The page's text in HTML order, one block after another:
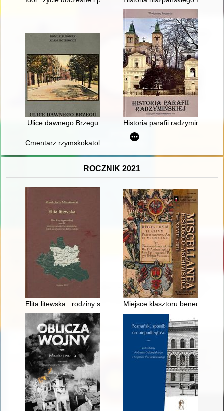
Ulice dawnego Brzegu Historia parafii radzymińskiej
Cmentarz rzymskokatolickiej parafii św. Jana Chrzciciela w
ROCZNIK 2021
Elita litewska : rodziny senatorów-ministrów Wielkiego
Miejsce klasztoru